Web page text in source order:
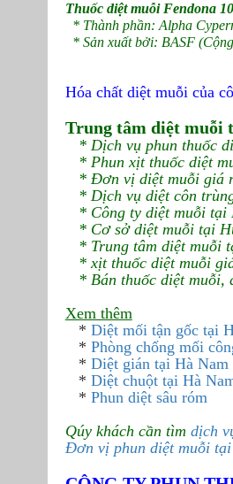
Thuốc diệt muỗi Fendona
* Thành phần: Alpha
* Sản xuất bởi: BASF
Hóa chất diệt muỗi của
Trung tâm diệt muỗi
* Dịch vụ phun thuốc
* Phun xịt thuốc diệt
* Đơn vị diệt muỗi giá
* Dịch vụ diệt côn
* Công ty diệt muỗi tại
* Cơ sở diệt muỗi tại
* Trung tâm diệt muỗi
* xịt thuốc diệt muỗi
* Bán thuốc diệt muỗi,
Xem thêm
* Diệt mối tận gốc tại
* Phòng chống mối
* Diệt gián tại Hà Nam
* Diệt chuột tại Hà
* Phun diệt sâu róm
Qúy khách cần tìm dịch
Đơn vị phun diệt muỗi